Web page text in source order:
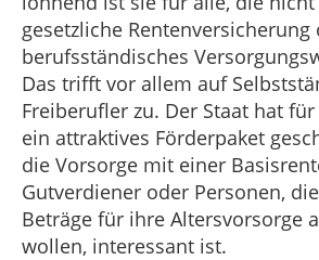
gesetzliche Rentenversicherung
berufsständisches
Das trifft vor allem auf
Freiberufler zu. Der Staat hat
ein attraktives Förderpaket
die Vorsorge mit einer
Gutverdiener oder Personen,
Beträge für ihre Altersvorsorge
wollen, interessant ist.